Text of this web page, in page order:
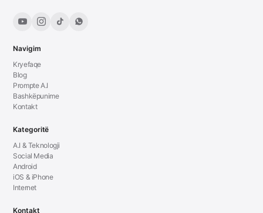
Navigim
Kryefaqe
Blog
Prompte A.I
Bashkëpunime
Kontakt
Kategoritë
A.I & Teknologji
Social Media
Android
iOS & iPhone
Internet
Kontakt